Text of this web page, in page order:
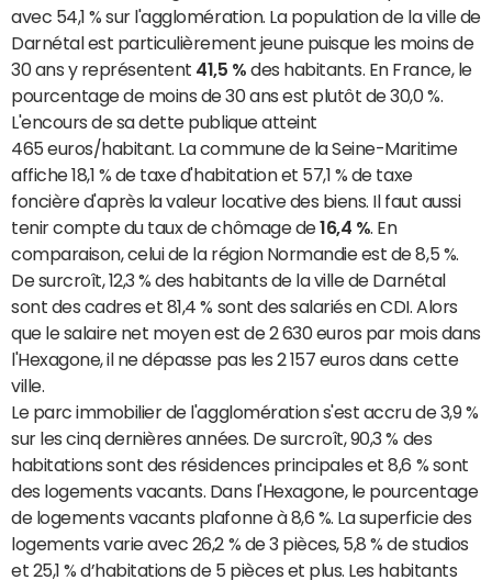
avec 54,1 % sur l'agglomération. La population de la ville de
Darnétal est particulièrement jeune puisque les moins de
30 ans y représentent 41,5 % des habitants. En France, le
pourcentage de moins de 30 ans est plutôt de 30,0 %.
L'encours de sa dette publique atteint
465 euros/habitant. La commune de la Seine-Maritime
affiche 18,1 % de taxe d'habitation et 57,1 % de taxe
foncière d'après la valeur locative des biens. Il faut aussi
tenir compte du taux de chômage de16,4 % . En
comparaison, celui de la région Normandie est de 8,5 %.
De surcroît, 12,3 % des habitants de la ville de Darnétal
sont des cadres et 81,4 % sont des salariés en CDI. Alors
que le salaire net moyen est de 2 630 euros par mois dans
l'Hexagone, il ne dépasse pas les 2 157 euros dans cette
ville.
Le parc immobilier de l'agglomération s'est accru de 3,9 %
sur les cinq dernières années. De surcroît, 90,3 % des
habitations sont des résidences principales et 8,6 % sont
des logements vacants. Dans l'Hexagone, le pourcentage
de logements vacants plafonne à 8,6 %. La superficie des
logements varie avec 26,2 % de 3 pièces, 5,8 % de studios
et 25,1 % d’habitations de 5 pièces et plus. Les habitants